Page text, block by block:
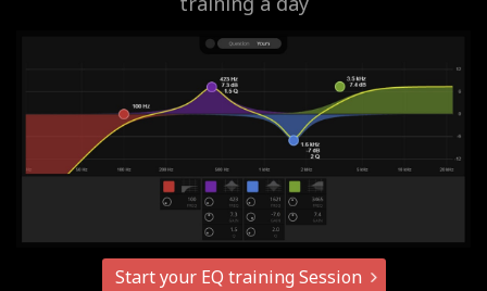
Start your EQ training Session